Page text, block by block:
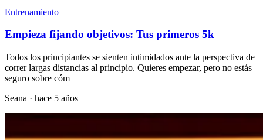
Entrenamiento
Empieza fijando objetivos: Tus primeros 5k
Todos los principiantes se sienten intimidados ante la perspectiva de
correr largas distancias al principio. Quieres empezar, pero no estás
seguro sobre cóm
Seana · hace 5 años